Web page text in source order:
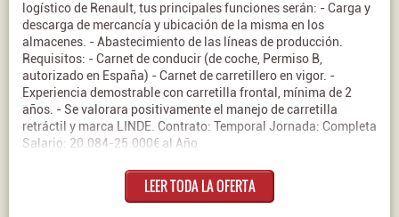
logístico de Renault, tus principales funciones serán: - Carga y
descarga de mercancía y ubicación de la misma en los
almacenes. - Abastecimiento de las líneas de producción.
Requisitos: - Carnet de conducir (de coche, Permiso B,
autorizado en España) - Carnet de carretillero en vigor. -
Experiencia demostrable con carretilla frontal, mínima de 2
años. - Se valorara positivamente el manejo de carretilla
retráctil y marca LINDE. Contrato: Temporal Jornada: Completa
Salario: 20.084-25.000€ al Año
LEER TODA LA OFERTA